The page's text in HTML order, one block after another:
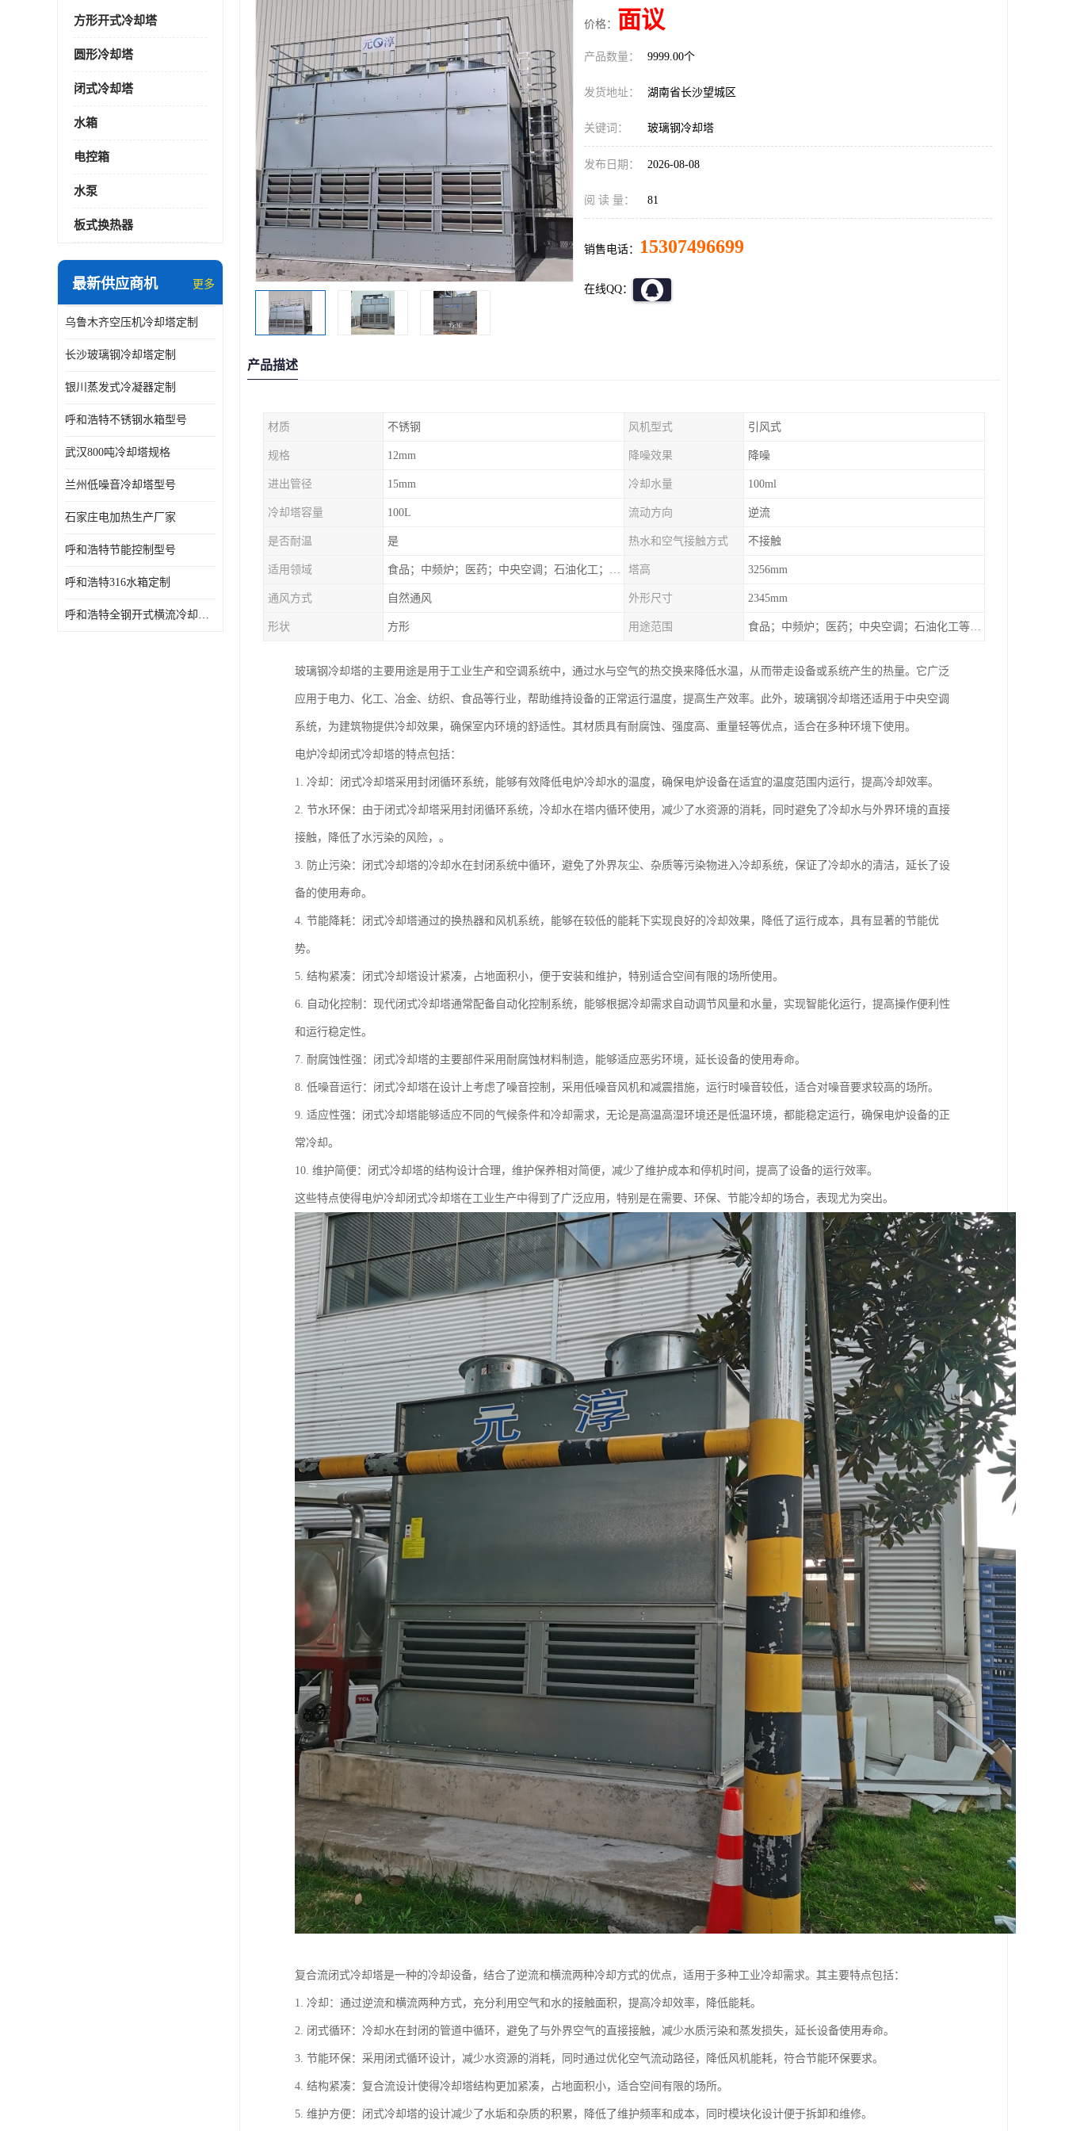
方形开式冷却塔
圆形冷却塔
闭式冷却塔
水箱
电控箱
水泵
板式换热器
最新供应商机 更多
乌鲁木齐空压机冷却塔定制
长沙玻璃钢冷却塔定制
银川蒸发式冷凝器定制
呼和浩特不锈钢水箱型号
武汉800吨冷却塔规格
兰州低噪音冷却塔型号
石家庄电加热生产厂家
呼和浩特节能控制型号
呼和浩特316水箱定制
呼和浩特全钢开式横流冷却塔型号
价格： 面议
产品数量： 9999.00个
发货地址： 湖南省长沙望城区
关键词： 玻璃钢冷却塔
发布日期： 2026-08-08
阅 读 量： 81
销售电话： 15307496699
在线QQ：
产品描述
材质 不锈钢 风机型式 引风式
规格 12mm 降噪效果 降噪
进出管径 15mm 冷却水量 100ml
冷却塔容量 100L 流动方向 逆流
是否耐温 是 热水和空气接触方式 不接触
适用领域 食品；中频炉；医药；中央空调；石油化工；锻造；冶金；电子；新材料 塔高 3256mm
通风方式 自然通风 外形尺寸 2345mm
形状 方形 用途范围 食品；中频炉；医药；中央空调；石油化工等行业设备的换热降温
玻璃钢冷却塔的主要用途是用于工业生产和空调系统中，通过水与空气的热交换来降低水温，从而带走设备或系统产生的热量。它广泛
应用于电力、化工、冶金、纺织、食品等行业，帮助维持设备的正常运行温度，提高生产效率。此外，玻璃钢冷却塔还适用于中央空调
系统，为建筑物提供冷却效果，确保室内环境的舒适性。其材质具有耐腐蚀、强度高、重量轻等优点，适合在多种环境下使用。
电炉冷却闭式冷却塔的特点包括：
1. 冷却：闭式冷却塔采用封闭循环系统，能够有效降低电炉冷却水的温度，确保电炉设备在适宜的温度范围内运行，提高冷却效率。
2. 节水环保：由于闭式冷却塔采用封闭循环系统，冷却水在塔内循环使用，减少了水资源的消耗，同时避免了冷却水与外界环境的直接
接触，降低了水污染的风险，。
3. 防止污染：闭式冷却塔的冷却水在封闭系统中循环，避免了外界灰尘、杂质等污染物进入冷却系统，保证了冷却水的清洁，延长了设
备的使用寿命。
4. 节能降耗：闭式冷却塔通过的换热器和风机系统，能够在较低的能耗下实现良好的冷却效果，降低了运行成本，具有显著的节能优
势。
5. 结构紧凑：闭式冷却塔设计紧凑，占地面积小，便于安装和维护，特别适合空间有限的场所使用。
6. 自动化控制：现代闭式冷却塔通常配备自动化控制系统，能够根据冷却需求自动调节风量和水量，实现智能化运行，提高操作便利性
和运行稳定性。
7. 耐腐蚀性强：闭式冷却塔的主要部件采用耐腐蚀材料制造，能够适应恶劣环境，延长设备的使用寿命。
8. 低噪音运行：闭式冷却塔在设计上考虑了噪音控制，采用低噪音风机和减震措施，运行时噪音较低，适合对噪音要求较高的场所。
9. 适应性强：闭式冷却塔能够适应不同的气候条件和冷却需求，无论是高温高湿环境还是低温环境，都能稳定运行，确保电炉设备的正
常冷却。
10. 维护简便：闭式冷却塔的结构设计合理，维护保养相对简便，减少了维护成本和停机时间，提高了设备的运行效率。
这些特点使得电炉冷却闭式冷却塔在工业生产中得到了广泛应用，特别是在需要、环保、节能冷却的场合，表现尤为突出。
复合流闭式冷却塔是一种的冷却设备，结合了逆流和横流两种冷却方式的优点，适用于多种工业冷却需求。其主要特点包括：
1. 冷却：通过逆流和横流两种方式，充分利用空气和水的接触面积，提高冷却效率，降低能耗。
2. 闭式循环：冷却水在封闭的管道中循环，避免了与外界空气的直接接触，减少水质污染和蒸发损失，延长设备使用寿命。
3. 节能环保：采用闭式循环设计，减少水资源的消耗，同时通过优化空气流动路径，降低风机能耗，符合节能环保要求。
4. 结构紧凑：复合流设计使得冷却塔结构更加紧凑，占地面积小，适合空间有限的场所。
5. 维护方便：闭式冷却塔的设计减少了水垢和杂质的积累，降低了维护频率和成本，同时模块化设计便于拆卸和维修。